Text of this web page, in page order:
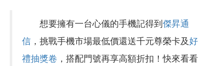
想要擁有一台心儀的手機記得到 傑昇通
信 ，挑戰手機市場最低價還送千元尊榮卡及好
禮抽獎卷 ，搭配門號再享高額折扣！快來看看